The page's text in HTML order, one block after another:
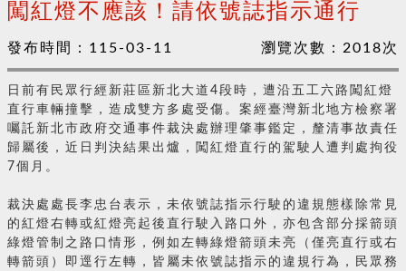
闖紅燈不應該！請依號誌指示通行
發布時間： 115-03-11 瀏覽次數： 2018次
日前有民眾行經新莊區新北大道4段時，遭沿五工六路闖紅燈
直行車輛撞擊，造成雙方多處受傷。案經臺灣新北地方檢察署
囑託新北市政府交通事件裁決處辦理肇事鑑定，釐清事故責任
歸屬後，近日判決結果出爐，闖紅燈直行的駕駛人遭判處拘役
7個月。
裁決處處長李忠台表示，未依號誌指示行駛的違規態樣除常見
的紅燈右轉或紅燈亮起後直行駛入路口外，亦包含部分採箭頭
綠燈管制之路口情形，例如左轉綠燈箭頭未亮（僅亮直行或右
轉箭頭）即逕行左轉，皆屬未依號誌指示的違規行為，民眾務